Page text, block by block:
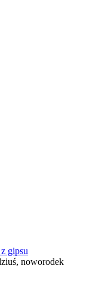
gipsu
noworodek